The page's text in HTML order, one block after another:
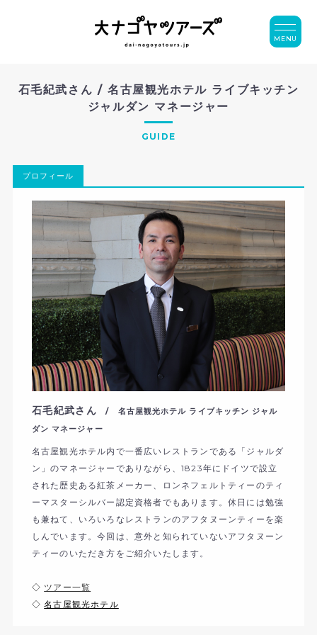
石毛紀武さん / 名古屋観光ホテル ライブキッチン
ジャルダン マネージャー
GUIDE
プロフィール
石毛紀武さん / 名古屋観光ホテル ライブキッチン ジャル
ダン マネージャー
名古屋観光ホテル内で一番広いレストランである「ジャルダ
ン」のマネージャーでありながら、1823年にドイツで設立
された歴史ある紅茶メーカー、ロンネフェルトティーのティ
ーマスターシルバー認定資格者でもあります。休日には勉強
も兼ねて、いろいろなレストランのアフタヌーンティーを楽
しんでいます。今回は、意外と知られていないアフタヌーン
ティーのいただき方をご紹介いたします。
◇ ツアー一覧
◇名古屋観光ホテル
MENU